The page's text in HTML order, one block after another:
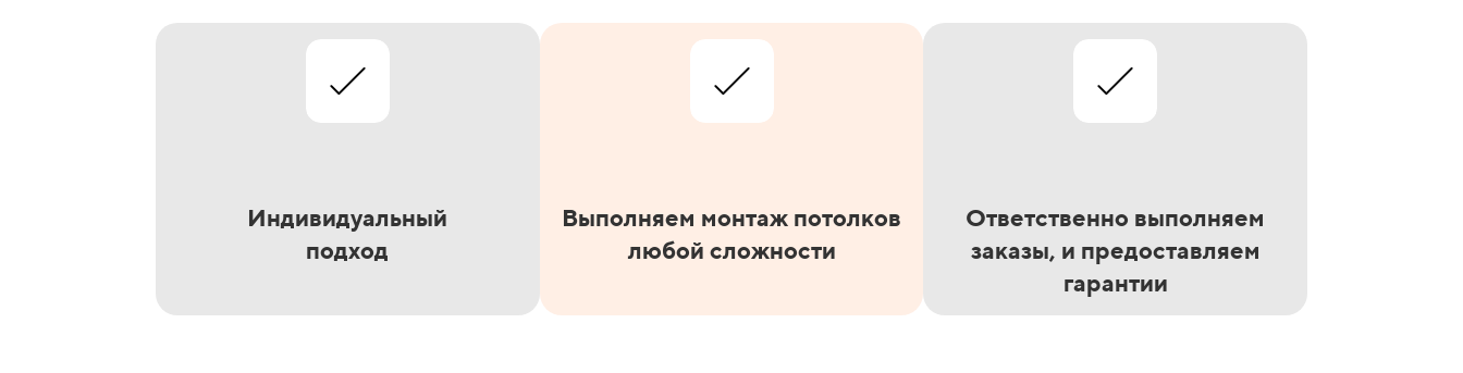
Индивидуальный
подход
Выполняем монтаж потолков
любой сложности
Ответственно выполняем
заказы, и предоставляем
гарантии